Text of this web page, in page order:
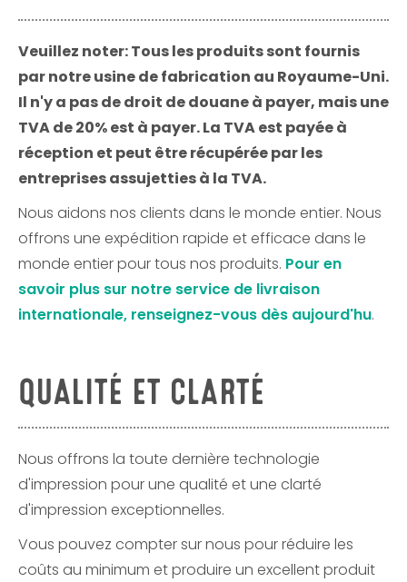
Veuillez noter: Tous les produits sont fournis
par notre usine de fabrication au Royaume-Uni.
Il n'y a pas de droit de douane à payer, mais une
TVA de 20% est à payer. La TVA est payée à
réception et peut être récupérée par les
entreprises assujetties à la TVA.
Nous aidons nos clients dans le monde entier. Nous
offrons une expédition rapide et efficace dans le
monde entier pour tous nos produits. Pour en
savoir plus sur notre service de livraison
internationale, renseignez-vous dès aujourd'hu.
QUALITÉ ET CLARTÉ
Nous offrons la toute dernière technologie
d'impression pour une qualité et une clarté
d'impression exceptionnelles.
Vous pouvez compter sur nous pour réduire les
coûts au minimum et produire un excellent produit